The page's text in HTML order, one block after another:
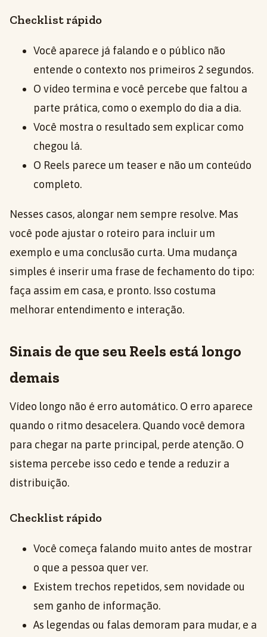
Checklist rápido
Você aparece já falando e o público não
entende o contexto nos primeiros 2 segundos.
O vídeo termina e você percebe que faltou a
parte prática, como o exemplo do dia a dia.
Você mostra o resultado sem explicar como
chegou lá.
O Reels parece um teaser e não um conteúdo
completo.
Nesses casos, alongar nem sempre resolve. Mas
você pode ajustar o roteiro para incluir um
exemplo e uma conclusão curta. Uma mudança
simples é inserir uma frase de fechamento do tipo:
faça assim em casa, e pronto. Isso costuma
melhorar entendimento e interação.
Sinais de que seu Reels está longo
demais
Vídeo longo não é erro automático. O erro aparece
quando o ritmo desacelera. Quando você demora
para chegar na parte principal, perde atenção. O
sistema percebe isso cedo e tende a reduzir a
distribuição.
Checklist rápido
Você começa falando muito antes de mostrar
o que a pessoa quer ver.
Existem trechos repetidos, sem novidade ou
sem ganho de informação.
As legendas ou falas demoram para mudar, e a